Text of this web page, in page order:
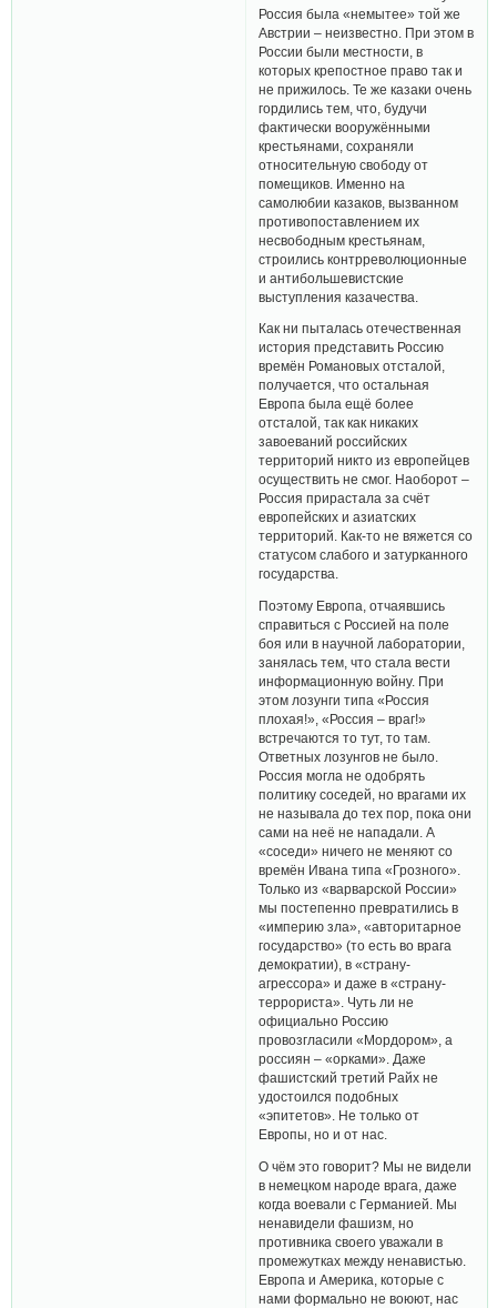
Россия была «немытее» той же
Австрии – неизвестно. При этом в
России были местности, в
которых крепостное право так и
не прижилось. Те же казаки очень
гордились тем, что, будучи
фактически вооружёнными
крестьянами, сохраняли
относительную свободу от
помещиков. Именно на
самолюбии казаков, вызванном
противопоставлением их
несвободным крестьянам,
строились контрреволюционные
и антибольшевистские
выступления казачества.
Как ни пыталась отечественная
история представить Россию
времён Романовых отсталой,
получается, что остальная
Европа была ещё более
отсталой, так как никаких
завоеваний российских
территорий никто из европейцев
осуществить не смог. Наоборот –
Россия прирастала за счёт
европейских и азиатских
территорий. Как-то не вяжется со
статусом слабого и затурканного
государства.
Поэтому Европа, отчаявшись
справиться с Россией на поле
боя или в научной лаборатории,
занялась тем, что стала вести
информационную войну. При
этом лозунги типа «Россия
плохая!», «Россия – враг!»
встречаются то тут, то там.
Ответных лозунгов не было.
Россия могла не одобрять
политику соседей, но врагами их
не называла до тех пор, пока они
сами на неё не нападали. А
«соседи» ничего не меняют со
времён Ивана типа «Грозного».
Только из «варварской России»
мы постепенно превратились в
«империю зла», «авторитарное
государство» (то есть во врага
демократии), в «страну-
агрессора» и даже в «страну-
террориста». Чуть ли не
официально Россию
провозгласили «Мордором», а
россиян – «орками». Даже
фашистский третий Райх не
удостоился подобных
«эпитетов». Не только от
Европы, но и от нас.
О чём это говорит? Мы не видели
в немецком народе врага, даже
когда воевали с Германией. Мы
ненавидели фашизм, но
противника своего уважали в
промежутках между ненавистью.
Европа и Америка, которые с
нами формально не воюют, нас